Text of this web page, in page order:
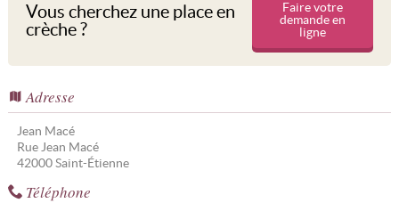
Vous cherchez une place en
crèche ?
Faire votre
demande en
ligne
Adresse
Jean Macé
Rue Jean Macé
42000 Saint-Étienne
Téléphone